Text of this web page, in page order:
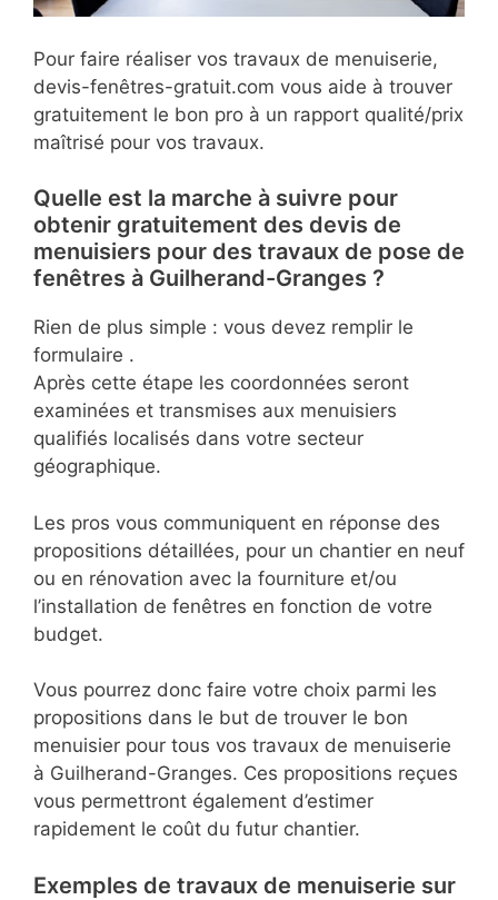
Pour faire réaliser vos travaux de menuiserie,
devis-fenêtres-gratuit.com vous aide à trouver
gratuitement le bon pro à un rapport qualité/prix
maîtrisé pour vos travaux.
Quelle est la marche à suivre pour
obtenir gratuitement des devis de
menuisiers pour des travaux de pose de
fenêtres à Guilherand-Granges ?
Rien de plus simple : vous devez remplir le
formulaire .
Après cette étape les coordonnées seront
examinées et transmises aux menuisiers
qualifiés localisés dans votre secteur
géographique.
Les pros vous communiquent en réponse des
propositions détaillées, pour un chantier en neuf
ou en rénovation avec la fourniture et/ou
l’installation de fenêtres en fonction de votre
budget.
Vous pourrez donc faire votre choix parmi les
propositions dans le but de trouver le bon
menuisier pour tous vos travaux de menuiserie
à Guilherand-Granges. Ces propositions reçues
vous permettront également d’estimer
rapidement le coût du futur chantier.
Exemples de travaux de menuiserie sur